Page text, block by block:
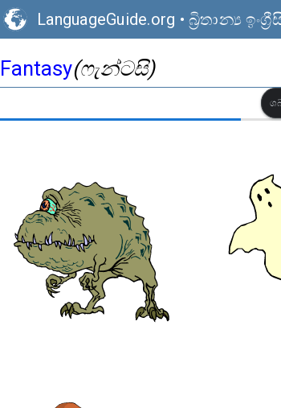
LanguageGuide.org • බ්‍රිතාන්‍ය
Fantasy(ෆැන්ටසි)